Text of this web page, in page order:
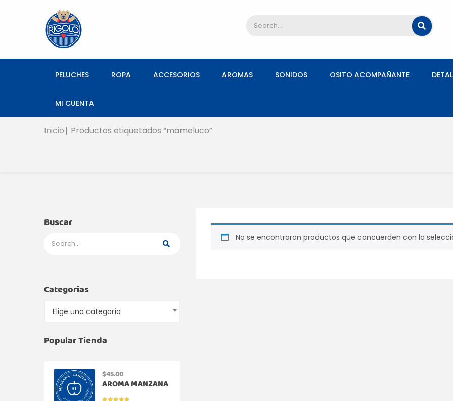
PELUCHES ROPA ACCESORIOS AROMAS SONIDOS OSITO ACOMPAÑANTE
MI CUENTA
Inicio Productos etiquetados “mameluco”
Buscar
Categorias
Elige una categoría
Popular Tienda
$45.00
AROMA MANZANA
CANELA
No se encontraron productos que concuerden con la